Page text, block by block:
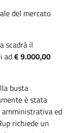
del mercato
scadrà il
ad€ 9.000,00
busta
è stata
ed
richiede un